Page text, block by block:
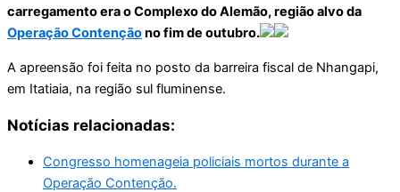
carregamento era o Complexo do Alemão, região alvo da
Operação Contençãono fim de outubro.
A apreensão foi feita no posto da barreira fiscal de Nhangapi,
em Itatiaia, na região sul fluminense.
Notícias relacionadas:
Congresso homenageia policiais mortos durante a
Operação Contenção.